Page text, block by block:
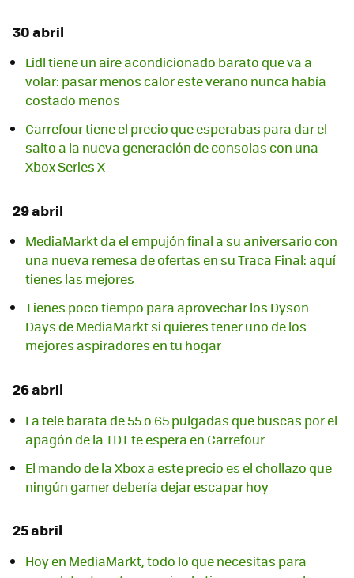
30 abril
Lidl tiene un aire acondicionado barato que va a
volar: pasar menos calor este verano nunca había
costado menos
Carrefour tiene el precio que esperabas para dar el
salto a la nueva generación de consolas con una
Xbox Series X
29 abril
MediaMarkt da el empujón final a su aniversario con
una nueva remesa de ofertas en su Traca Final: aquí
tienes las mejores
Tienes poco tiempo para aprovechar los Dyson
Days de MediaMarkt si quieres tener uno de los
mejores aspiradores en tu hogar
26 abril
La tele barata de 55 o 65 pulgadas que buscas por el
apagón de la TDT te espera en Carrefour
El mando de la Xbox a este precio es el chollazo que
ningún gamer debería dejar escapar hoy
25 abril
Hoy en MediaMarkt, todo lo que necesitas para